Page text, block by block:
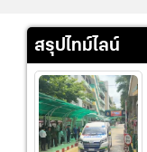
สรุปไทม์ไลน์